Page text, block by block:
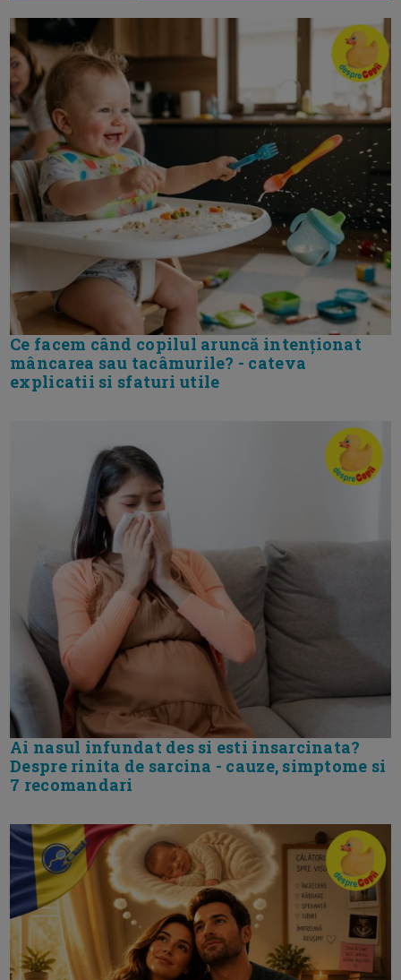
Ce facem când copilul aruncă intenționat
mâncarea sau tacâmurile? - cateva
explicatii si sfaturi utile
Ai nasul infundat des si esti insarcinata?
Despre rinita de sarcina - cauze, simptome si
7 recomandari